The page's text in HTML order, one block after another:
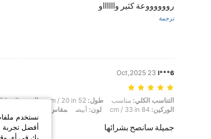
رووووووعة كثير وااااااو
ترجمة
l***6
23 Oct,2025
التناسب الكلي: مناسب, طول: 52 cm / 20 in, الوزن: 3 kg / 7 lbs, تمثال نصفي: 79 cm / 31 in, الخصر: 68 cm / 27 in, الوركين: 84 cm / 33 in, لون: أبيض, مقاس: 12Y
التناسب الكلي: مناسب طول: الوزن:3 kg / 7 lbs
الوركين:
لون: أبيض مقاس:
جميلة سانصح بشرائها
نستخدم
أفضل تجربة
بك في أي